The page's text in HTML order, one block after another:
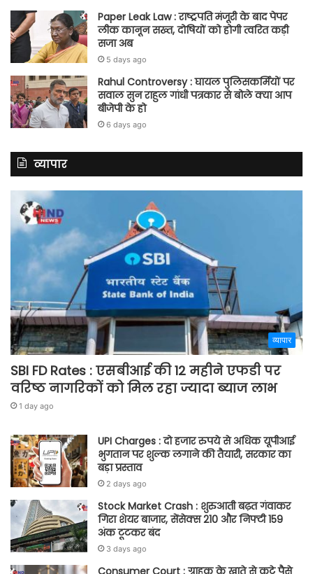
Paper Leak Law : राष्ट्रपति मंजूरी के बाद पेपर
लीक कानून सख्त, दोषियों को होगी त्वरित कड़ी
सजा अब
5 days ago
Rahul Controversy : घायल पुलिसकर्मियों पर
सवाल सुन राहुल गांधी पत्रकार से बोले क्या आप
बीजेपी के हो
6 days ago
व्यापार
व्यापार
SBI FD Rates : एसबीआई की 12 महीने एफडी पर
वरिष्ठ नागरिकों को मिल रहा ज्यादा ब्याज लाभ
1 day ago
UPI Charges : दो हजार रुपये से अधिक यूपीआई
भुगतान पर शुल्क लगाने की तैयारी, सरकार का
बड़ा प्रस्ताव
2 days ago
Stock Market Crash : शुरुआती बढ़त गंवाकर
गिरा शेयर बाजार, सेंसेक्स 210 और निफ्टी 159
अंक टूटकर बंद
3 days ago